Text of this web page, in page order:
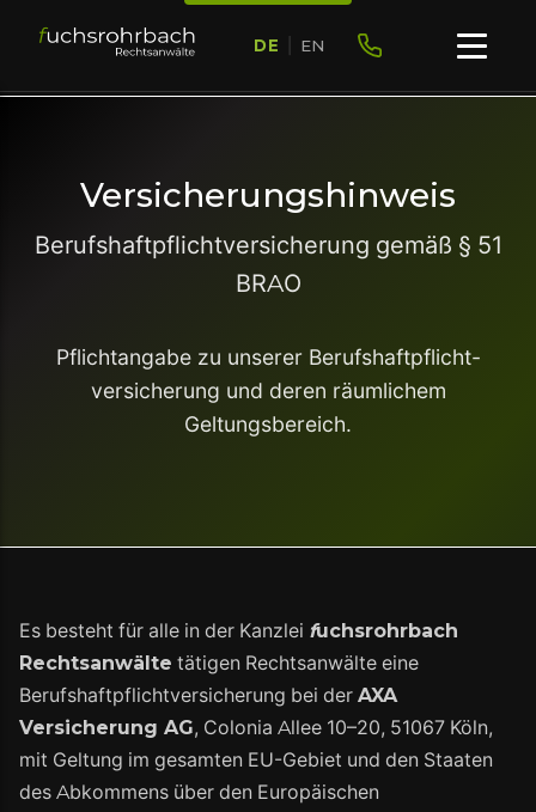
DE EN
Versicherungshinweis
Berufshaftpflichtversicherung gemäß § 51
BRAO
Pflichtangabe zu unserer Berufshaftpflicht­
versicherung und deren räumlichem
Geltungsbereich.
Es besteht für alle in der Kanzlei fuchsrohrbach
Rechtsanwälte tätigen Rechtsanwälte eine
Berufshaftpflichtversicherung bei der AXA
Versicherung AG, Colonia Allee 10–20, 51067 Köln,
mit Geltung im gesamten EU-Gebiet und den Staaten
des Abkommens über den Europäischen